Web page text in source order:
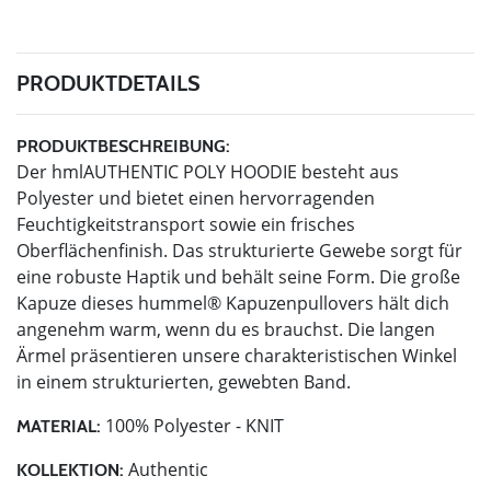
PRODUKTDETAILS
PRODUKTBESCHREIBUNG:
Der hmlAUTHENTIC POLY HOODIE besteht aus
Polyester und bietet einen hervorragenden
Feuchtigkeitstransport sowie ein frisches
Oberflächenfinish. Das strukturierte Gewebe sorgt für
eine robuste Haptik und behält seine Form. Die große
Kapuze dieses hummel® Kapuzenpullovers hält dich
angenehm warm, wenn du es brauchst. Die langen
Ärmel präsentieren unsere charakteristischen Winkel
in einem strukturierten, gewebten Band.
MATERIAL: 100% Polyester - KNIT
KOLLEKTION: Authentic